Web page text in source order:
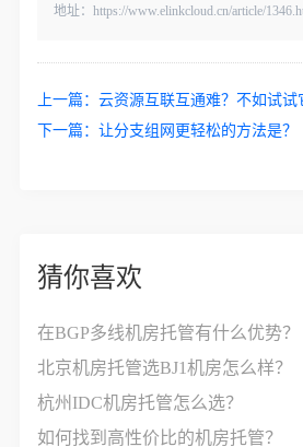
地址：https://www.elinkcloud.cn/article/
上一篇：云资源互联互通难？不如试试
下一篇：让分支组网更轻松的方法是？
猜你喜欢
在BGP多线机房托管有什么优势？
北京机房托管选BJ1机房怎么样？
杭州IDC机房托管怎么选？
如何找到高性价比的机房托管？